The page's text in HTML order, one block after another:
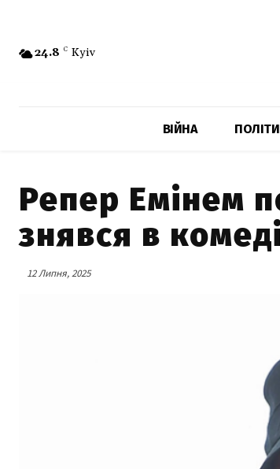
24.8 C Kyiv
ВІЙНА
Репер Емінем
знявся в
12 Липня, 2025